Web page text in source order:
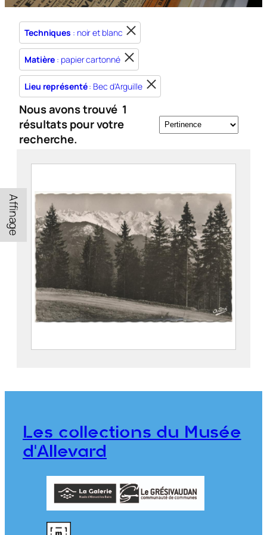
Techniques : noir et blanc
Matière : papier cartonné
Lieu représenté: Bec d'Arguille
Nous avons trouvé 1
résultats pour votre
recherche.
Affinage
Route du Collet d’Allevard. Le Gleyzin, le
Les collections du Musée
d'Allevard